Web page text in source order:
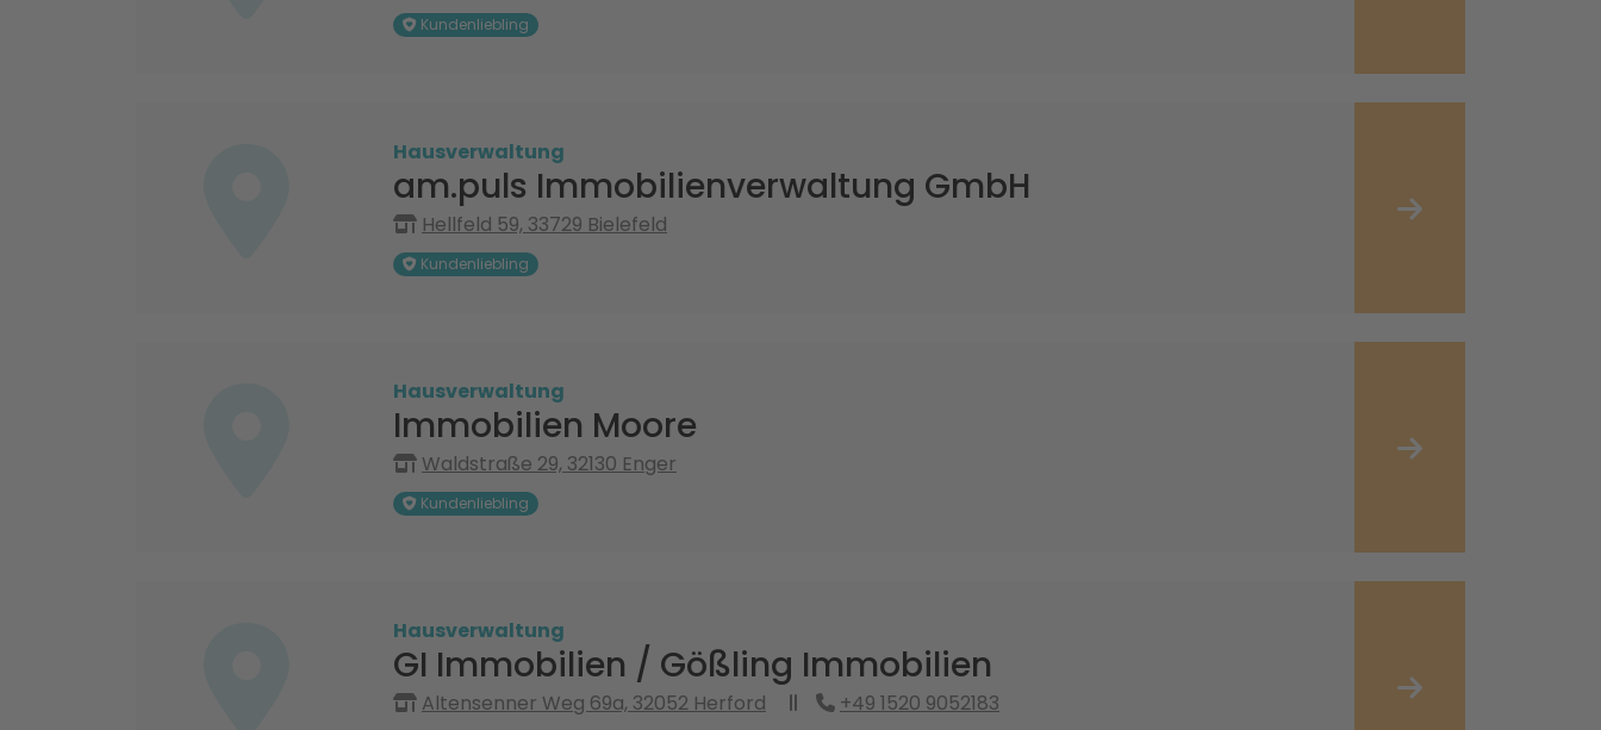
Kundenliebling
Hausverwaltung
am.puls Immobilienverwaltung GmbH
Hellfeld 59, 33729 Bielefeld
Kundenliebling
Hausverwaltung
Immobilien Moore
Waldstraße 29, 32130 Enger
Kundenliebling
Hausverwaltung
GI Immobilien / Gößling Immobilien
Altensenner Weg 69a, 32052 Herford +49 1520 9052183